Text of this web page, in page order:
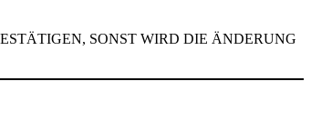
SONST WIRD DIE ÄNDERUNG